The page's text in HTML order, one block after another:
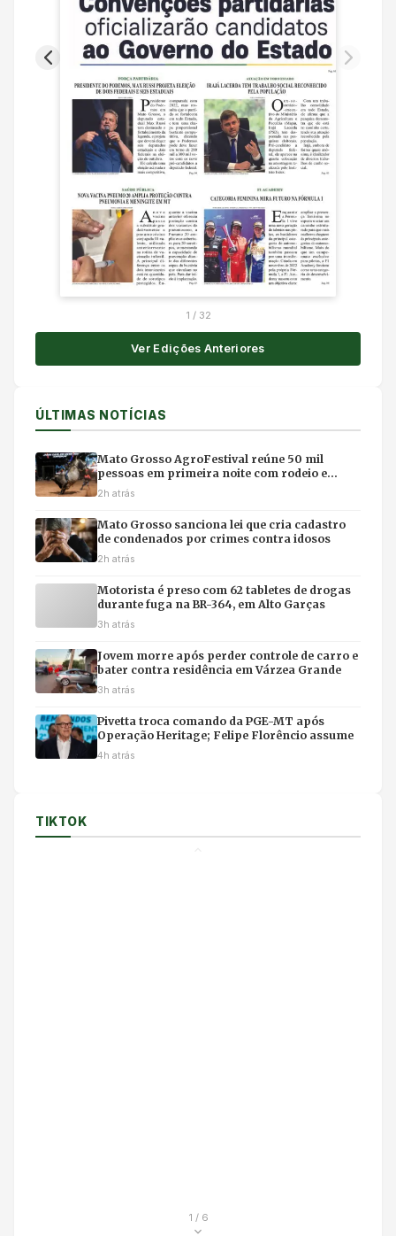
1 / 32
Ver Edições Anteriores
ÚLTIMAS NOTÍCIAS
Mato Grosso AgroFestival reúne 50 mil
pessoas em primeira noite com rodeio e
shows em Cuiabá
2h atrás
Mato Grosso sanciona lei que cria cadastro
de condenados por crimes contra idosos
2h atrás
Motorista é preso com 62 tabletes de drogas
durante fuga na BR-364, em Alto Garças
3h atrás
Jovem morre após perder controle de carro e
bater contra residência em Várzea Grande
3h atrás
Pivetta troca comando da PGE-MT após
Operação Heritage; Felipe Florêncio assume
4h atrás
TIKTOK
1 / 6